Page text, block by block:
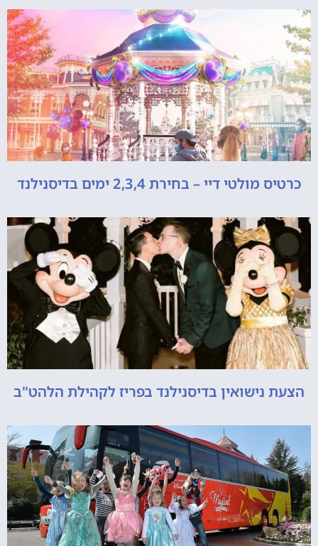
כרטיס מולטי דיי – בחירת 2,3,4 ימים בדיסנילנד
הצעת נישואין בדיסנילנד בפריז לקהילת הלהט"ב